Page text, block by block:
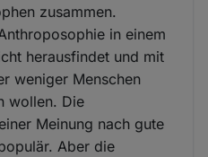
zusammen.
in einem
herausfindet und mit
weniger Menschen
wollen. Die
Meinung nach gute
Aber die